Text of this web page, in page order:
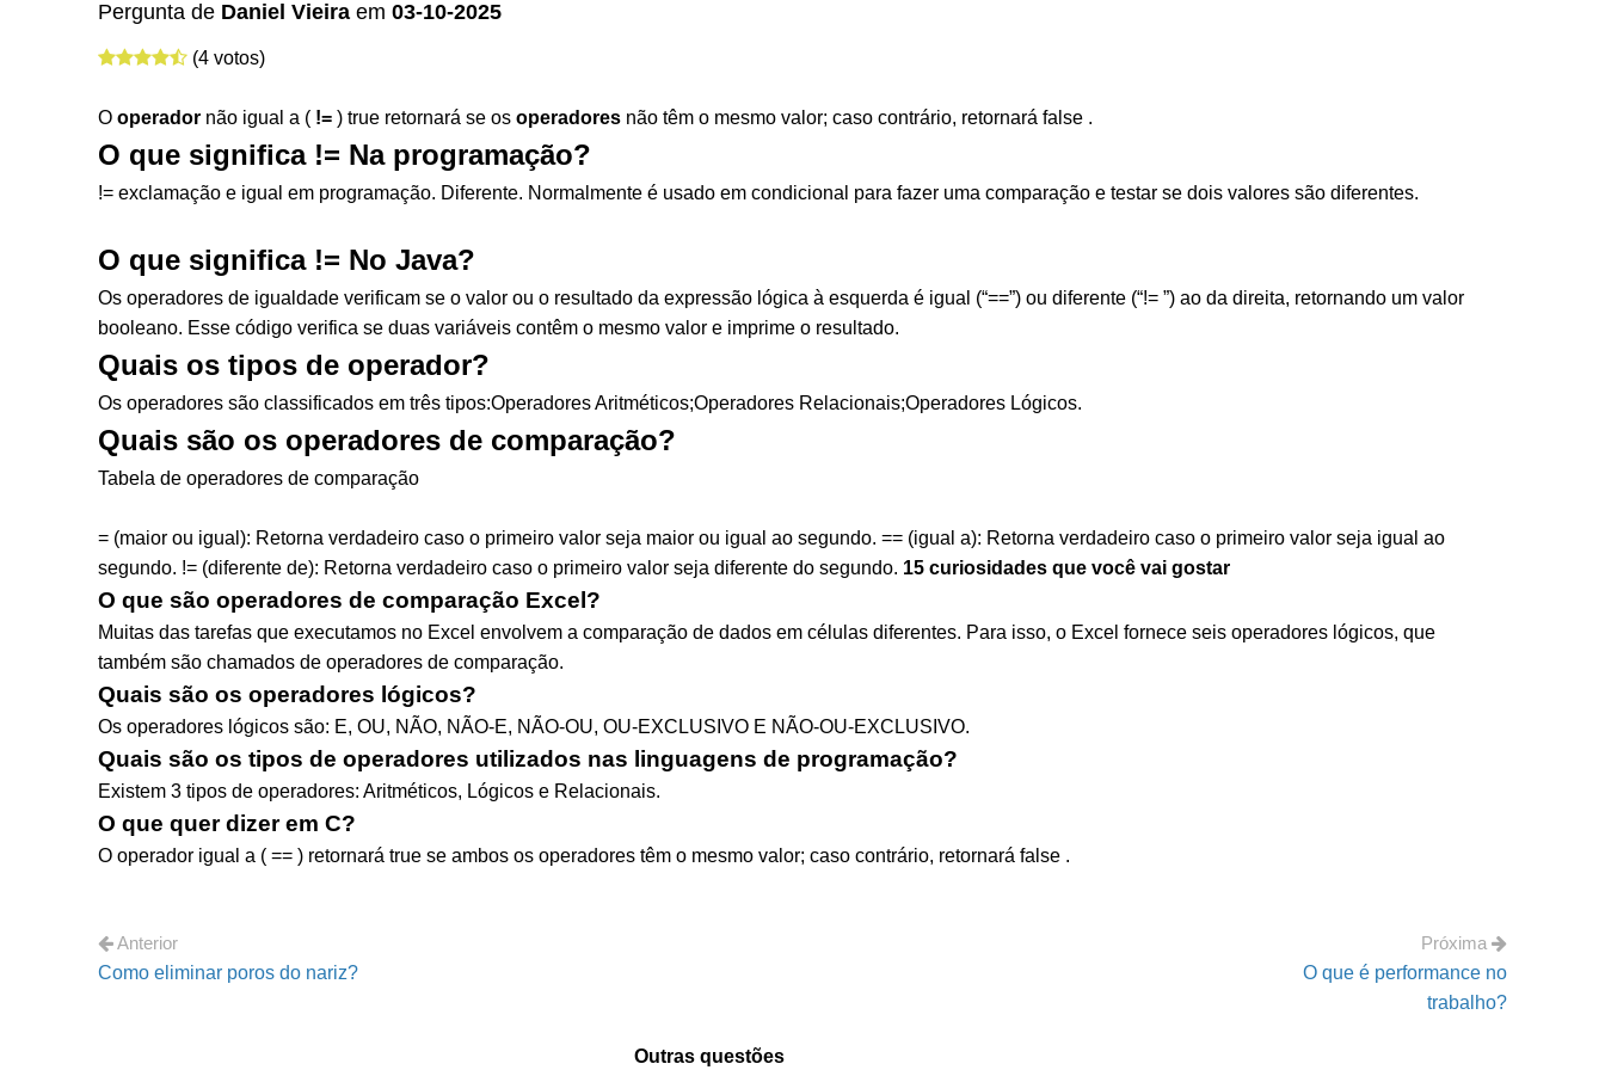
Pergunta de Daniel Vieira em 03-10-2025
(4 votos)
O operador não igual a ( != ) true retornará se os operadores não têm o mesmo valor; caso contrário, retornará false .
O que significa != Na programação?
!= exclamação e igual em programação. Diferente. Normalmente é usado em condicional para fazer uma comparação e testar se dois valores são diferentes.
O que significa != No Java?
Os operadores de igualdade verificam se o valor ou o resultado da expressão lógica à esquerda é igual (“==”) ou diferente (“!= ”) ao da direita, retornando um valor
booleano. Esse código verifica se duas variáveis contêm o mesmo valor e imprime o resultado.
Quais os tipos de operador?
Os operadores são classificados em três tipos:Operadores Aritméticos;Operadores Relacionais;Operadores Lógicos.
Quais são os operadores de comparação?
Tabela de operadores de comparação
= (maior ou igual): Retorna verdadeiro caso o primeiro valor seja maior ou igual ao segundo. == (igual a): Retorna verdadeiro caso o primeiro valor seja igual ao
segundo. != (diferente de): Retorna verdadeiro caso o primeiro valor seja diferente do segundo. 15 curiosidades que você vai gostar
O que são operadores de comparação Excel?
Muitas das tarefas que executamos no Excel envolvem a comparação de dados em células diferentes. Para isso, o Excel fornece seis operadores lógicos, que
também são chamados de operadores de comparação.
Quais são os operadores lógicos?
Os operadores lógicos são: E, OU, NÃO, NÃO-E, NÃO-OU, OU-EXCLUSIVO E NÃO-OU-EXCLUSIVO.
Quais são os tipos de operadores utilizados nas linguagens de programação?
Existem 3 tipos de operadores: Aritméticos, Lógicos e Relacionais.
O que quer dizer em C?
O operador igual a ( == ) retornará true se ambos os operadores têm o mesmo valor; caso contrário, retornará false .
Anterior
Como eliminar poros do nariz?
Próxima
O que é performance no
trabalho?
Outras questões